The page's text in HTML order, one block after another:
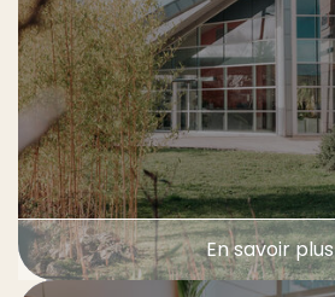
En savoir plus